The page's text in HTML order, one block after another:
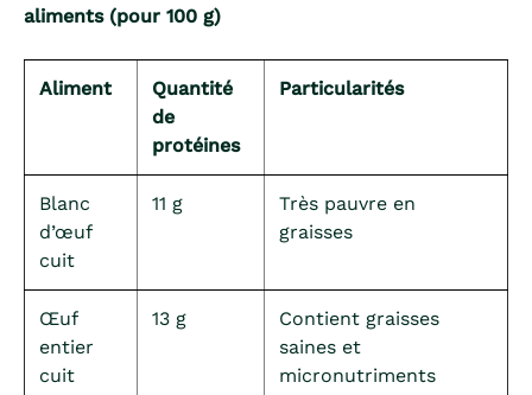
aliments (pour 100 g)
Aliment
Quantité
de
protéines
Particularités
Blanc
d’œuf
cuit
11 g
Très pauvre en
graisses
Œuf
entier
cuit
13 g
Contient graisses
saines et
micronutriments